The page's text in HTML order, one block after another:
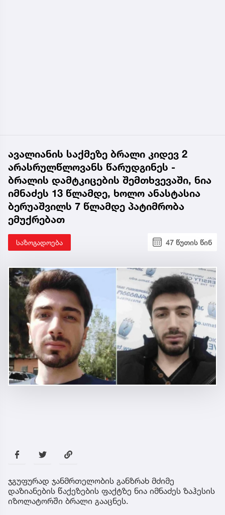
ავალიანის საქმეზე ბრალი კიდევ 2
არასრულწლოვანს წარუდგინეს -
ბრალის დამტკიცების შემთხვევაში, ნია
იმნაძეს 13 წლამდე, ხოლო ანასტასია
ბერუაშვილს 7 წლამდე პატიმრობა
ემუქრებათ
საზოგადოება 47 წუთის წინ
ჯგუფურად ჯანმრთელობის განზრახ მძიმე
დაზიანების წაქეზების ფაქტზე ნია იმნაძეს ზაჰესის
იზოლატორში ბრალი გააცნეს.